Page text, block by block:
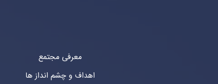
معرفی مجتمع
اهداف و چشم انداز ها